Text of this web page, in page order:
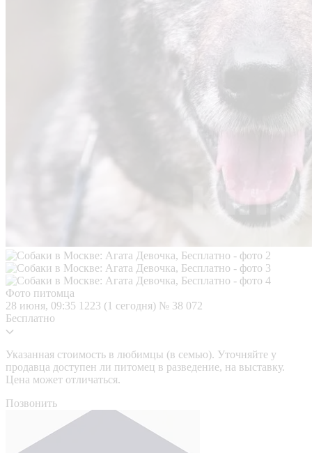
Фото питомца
28 июня, 09:35 1223 (1 сегодня) № 38 072
Бесплатно
Указанная стоимость в любимцы (в семью). Уточняйте у
продавца доступен ли питомец в разведение, на выставку.
Цена может отличаться.
Позвонить